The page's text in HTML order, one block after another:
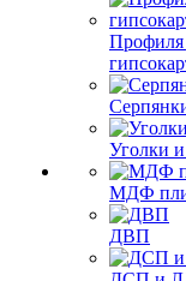
Профиля
Уголки
МДФ
ДВП